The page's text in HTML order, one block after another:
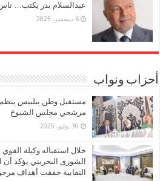
عبدالسلام بدر يكتب… ناس
6 ديسمبر، 2025
أحزاب ونواب
مستقبل وطن ببلبيس ينظم
مرشحي مجلس الشيوخ
30 يوليو، 2025
خلال استقباله وكيلة
الشورى البحريني يؤكد أن
النقابية حققت أهداف